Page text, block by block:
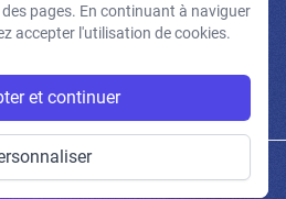
et confirme avoir pris connaissance de
et mentions légales.
Studio. Tous droits réservés.
pages. En continuant à naviguer
accepter l'utilisation de cookies.
et continuer